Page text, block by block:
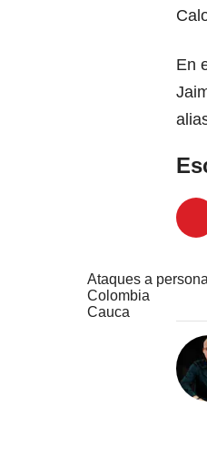
En
Ataques a
Colombia
Cauca